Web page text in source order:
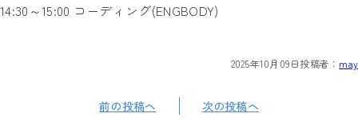
14:30～15:00 コーディング(ENGBODY)
2025年10月09日投稿者： may
前の投稿へ 次の投稿へ